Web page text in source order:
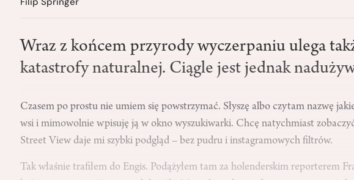
Wraz z końcem przyrody wyczerpaniu ulega
katastrofy naturalnej. Ciągle jest jednak
Czasem po prostu nie umiem się powstrzymać. Słyszę albo czytam nazwę
wsi i mimowolnie wpisuję ją w okno wyszukiwarki. Chcę natychmiast
Street View daje mi szybki podgląd – bez pudru i instagramowych filtrów.
Tak właśnie trafiłem do Engis. Podążyłem tam za holenderskim reporterem